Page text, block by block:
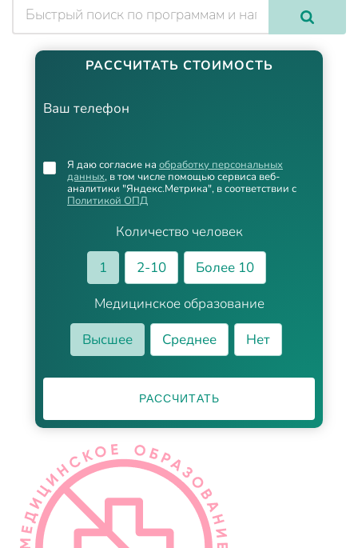
РАССЧИТАТЬ СТОИМОСТЬ
Ваш телефон
Количество человек
1
2-10
Более 10
Медицинское образование
Высшее
Среднее Нет
Я даю согласие на обработку персональных
данных, в том числе помощью сервиса веб-
аналитики "Яндекс.Метрика", в соответствии с
Политикой ОПД
РАССЧИТАТЬ